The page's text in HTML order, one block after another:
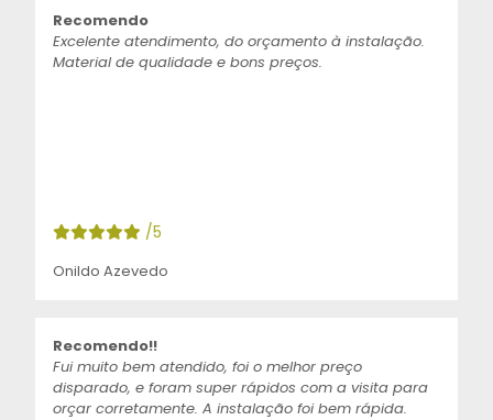
Recomendo
Excelente atendimento, do orçamento à instalação.
Material de qualidade e bons preços.
/5
Onildo Azevedo
Recomendo!!
Fui muito bem atendido, foi o melhor preço
disparado, e foram super rápidos com a visita para
orçar corretamente. A instalação foi bem rápida.